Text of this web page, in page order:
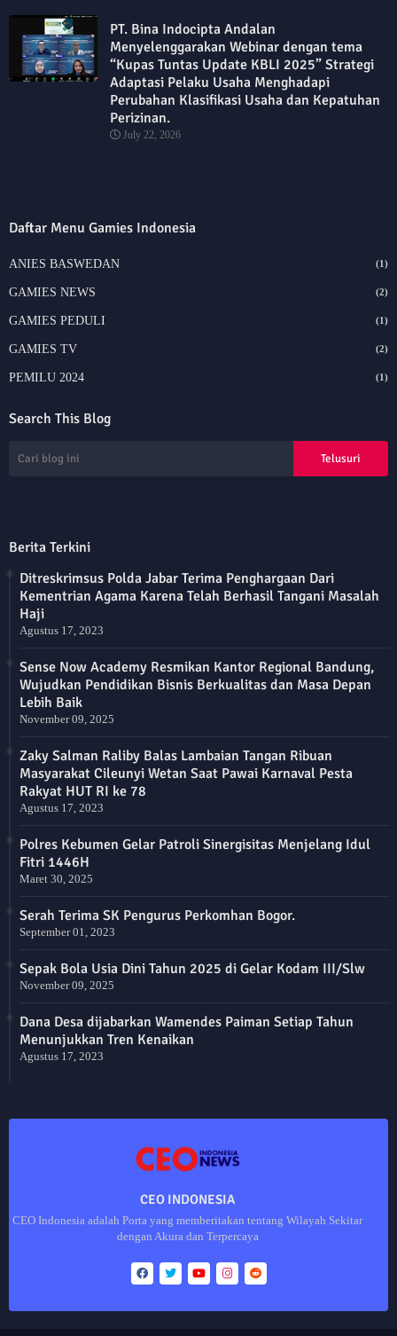
PT. Bina Indocipta Andalan
Menyelenggarakan Webinar dengan tema
“Kupas Tuntas Update KBLI 2025” Strategi
Adaptasi Pelaku Usaha Menghadapi
Perubahan Klasifikasi Usaha dan Kepatuhan
Perizinan.
July 22, 2026
Daftar Menu Gamies Indonesia
ANIES BASWEDAN (1)
GAMIES NEWS (2)
GAMIES PEDULI (1)
GAMIES TV (2)
PEMILU 2024 (1)
Search This Blog
Berita Terkini
Ditreskrimsus Polda Jabar Terima Penghargaan Dari
Kementrian Agama Karena Telah Berhasil Tangani Masalah
Haji
Agustus 17, 2023
Sense Now Academy Resmikan Kantor Regional Bandung,
Wujudkan Pendidikan Bisnis Berkualitas dan Masa Depan
Lebih Baik
November 09, 2025
Zaky Salman Raliby Balas Lambaian Tangan Ribuan
Masyarakat Cileunyi Wetan Saat Pawai Karnaval Pesta
Rakyat HUT RI ke 78
Agustus 17, 2023
Polres Kebumen Gelar Patroli Sinergisitas Menjelang Idul
Fitri 1446H
Maret 30, 2025
Serah Terima SK Pengurus Perkomhan Bogor.
September 01, 2023
Sepak Bola Usia Dini Tahun 2025 di Gelar Kodam III/Slw
November 09, 2025
Dana Desa dijabarkan Wamendes Paiman Setiap Tahun
Menunjukkan Tren Kenaikan
Agustus 17, 2023
CEO INDONESIA
CEO Indonesia adalah Porta yang memberitakan tentang Wilayah Sekitar
dengan Akura dan Terpercaya